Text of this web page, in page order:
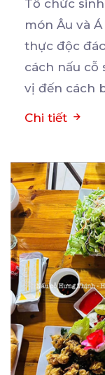
Tổ chức
món Âu và
thực độc
cách nấu cỗ
vị đến cách
Chi tiết